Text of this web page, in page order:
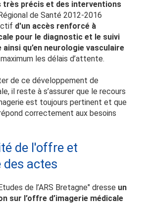
très précis et des interventions
de Santé 2012-2016
d'un accès renforcé à
pour le diagnostic et le suivi
qu’en neurologie vasculaire
les délais d’attente.
de ce développement de
il reste à s’assurer que le recours
est toujours pertinent et que
correctement aux besoins
de l'offre et
des actes
de l’ARS Bretagne" dresse un
sur l’offre d’imagerie médicale